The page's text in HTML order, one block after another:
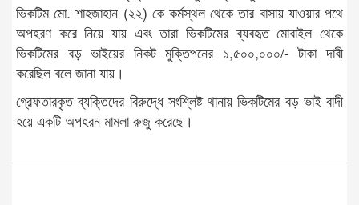
ভিকটিম মো. শাহজাহান (২২) কে কর্মস্থল থেকে তার বাসায় যাওয়ার পথে
অপহরণ করে নিয়ে যায় এবং তারা ভিকটিমের ব্যবহৃত মোবাইল থেকে
ভিকটিমের বড় ভাইয়ের নিকট মুক্তিপনের ১,৫০০,০০০/- টাকা দাবী
করেছিল বলে জানা যায়।
গ্রেফতারকৃত ব্যক্তিদের বিরুদ্ধে সংশ্লিষ্ট থানায় ভিকটিমের বড় ভাই বাদী
হয়ে একটি অপহরন মামলা রুজু করেছে।